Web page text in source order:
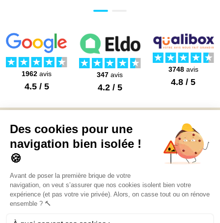
1962 avis
4.5 / 5
347 avis
4.2 / 5
3748avis
4.8 / 5
Découvrez
Mon Book Réno 2026,
un catalogue de
conseils et inspirations